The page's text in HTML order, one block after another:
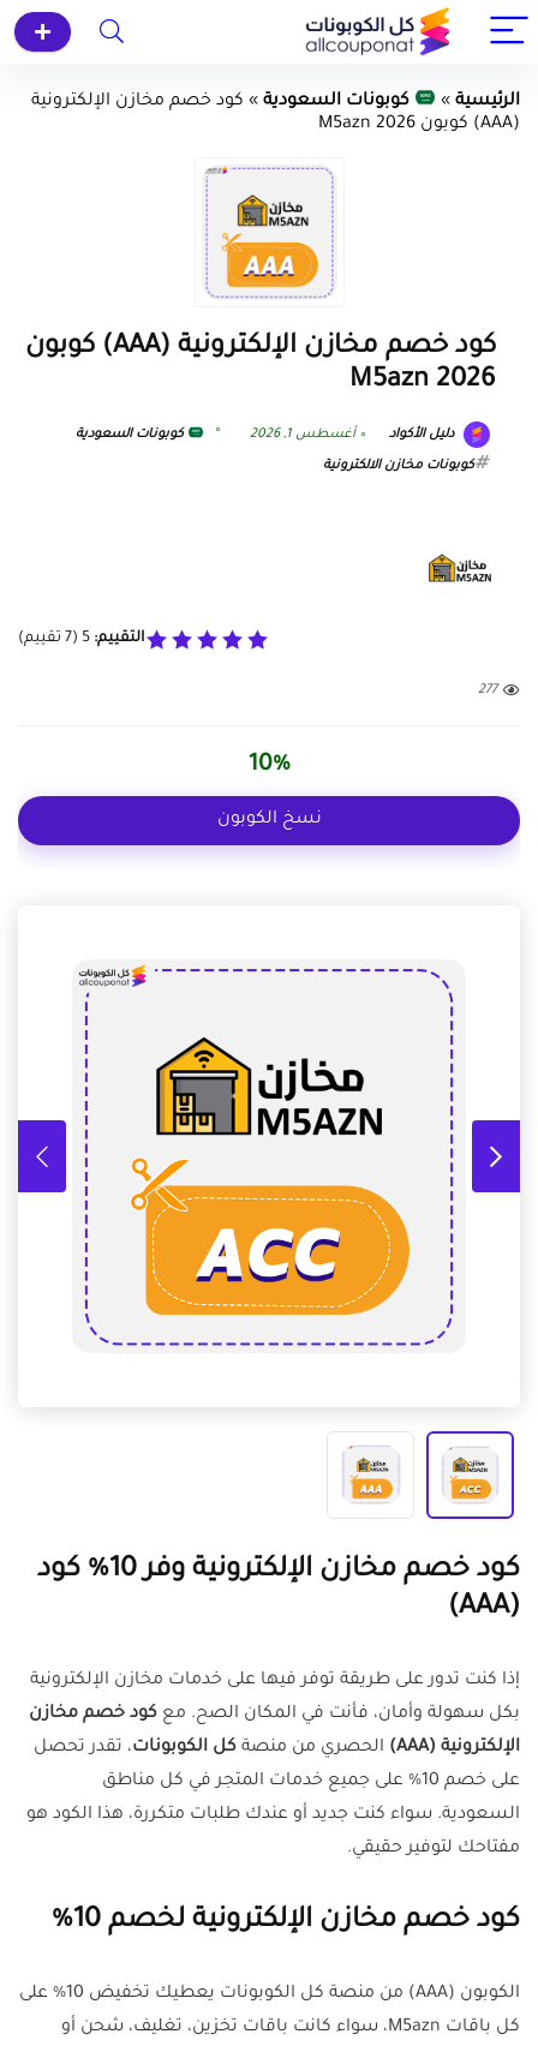
الرئيسية » كوبونات السعودية » كود خصم مخازن الإلكترونية
(AAA) كوبون M5azn 2026
كود خصم مخازن الإلكترونية (AAA) كوبون
M5azn 2026
دليل الأكواد أغسطس 1, 2026 كوبونات السعودية
كوبونات مخازن الالكترونية
التقييم: 5
(
7 تقييم)
277
10%
نسخ الكوبون
كود خصم مخازن الإلكترونية وفر 10% كود
(AAA)
إذا كنت تدور على طريقة توفر فيها على خدمات مخازن الإلكترونية
بكل سهولة وأمان، فأنت في المكان الصح. مع كود خصم مخازن
الإلكترونية (AAA)
الحصري من منصة كل الكوبونات، تقدر تحصل
على خصم 10% على جميع خدمات المتجر في كل مناطق
السعودية. سواء كنت جديد أو عندك طلبات متكررة، هذا الكود هو
مفتاحك لتوفير حقيقي.
كود خصم مخازن الإلكترونية لخصم 10%
الكوبون (AAA) من منصة كل الكوبونات يعطيك تخفيض 10% على
كل باقات M5azn، سواء كانت باقات تخزين، تغليف، شحن أو